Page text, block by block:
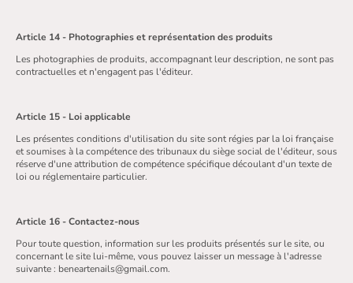
Article 14 - Photographies et représentation des produits
Les photographies de produits, accompagnant leur description, ne sont pas
contractuelles et n'engagent pas l'éditeur.
Article 15 - Loi applicable
Les présentes conditions d'utilisation du site sont régies par la loi française
et soumises à la compétence des tribunaux du siège social de l'éditeur, sous
réserve d'une attribution de compétence spécifique découlant d'un texte de
loi ou réglementaire particulier.
Article 16 - Contactez-nous
Pour toute question, information sur les produits présentés sur le site, ou
concernant le site lui-même, vous pouvez laisser un message à l'adresse
suivante : beneartenails@gmail.com.